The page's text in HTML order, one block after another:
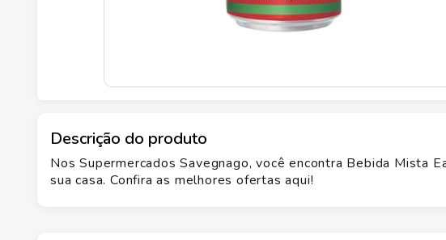
Descrição do produto
Nos Supermercados Savegnago, você encontra Bebida Mista
sua casa. Confira as melhores ofertas aqui!